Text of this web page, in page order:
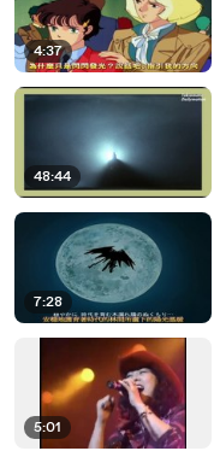
4:37
48:44
7:28
5:01